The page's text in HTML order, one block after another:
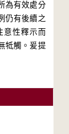
為有效處分
仍有後續之
意性釋示而
牴觸。爰提